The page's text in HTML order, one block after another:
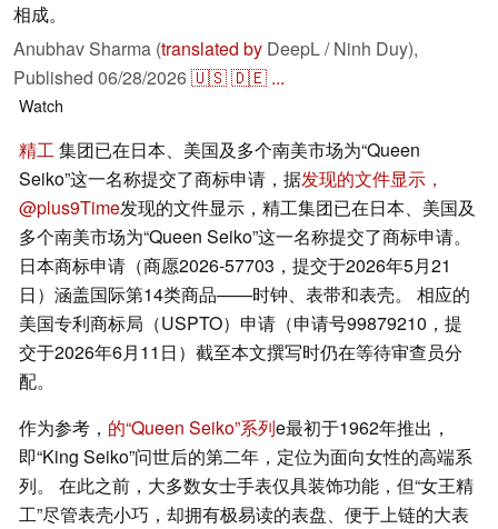
相成。
Anubhav Sharma (translated by DeepL / Ninh Duy),
Published 06/28/2026🇺🇸🇩🇪 ...
Watch
精工集团已在日本、美国及多个南美市场为“Queen
Seiko”这一名称提交了商标申请，据发现的文件显示，
@plus9Time发现的文件显示，精工集团已在日本、美国及
多个南美市场为“Queen Seiko”这一名称提交了商标申请。
日本商标申请（商愿2026-57703，提交于2026年5月21
日）涵盖国际第14类商品——时钟、表带和表壳。 相应的
美国专利商标局（USPTO）申请（申请号99879210，提
交于2026年6月11日）截至本文撰写时仍在等待审查员分
配。
作为参考， 的“Queen Seiko”系列e最初于1962年推出，
即“King Seiko”问世后的第二年，定位为面向女性的高端系
列。 在此之前，大多数女士手表仅具装饰功能，但“女王精
工”尽管表壳小巧，却拥有极易读的表盘、便于上链的大表